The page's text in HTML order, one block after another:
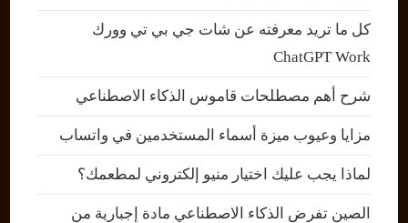
كل ما تريد معرفته عن شات جي بي تي وورك
ChatGPT Work
شرح أهم مصطلحات قاموس الذكاء الاصطناعي
مزايا وعيوب ميزة أسماء المستخدمين في واتساب
لماذا يجب عليك اختيار منيو إلكتروني لمطعمك؟
الصين تفرض الذكاء الاصطناعي مادة إجبارية من